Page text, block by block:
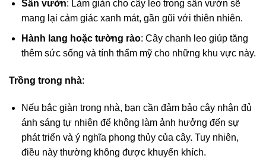
Sân vườn: Làm giàn cho cây leo trong sân vườn sẽ
mang lại cảm giác xanh mát, gần gũi với thiên nhiên.
Hành lang hoặc tường rào: Cây chanh leo giúp tăng
thêm sức sống và tính thẩm mỹ cho những khu vực này.
Trồng trong nhà:
Nếu bắc giàn trong nhà, bạn cần đảm bảo cây nhận đủ
ánh sáng tự nhiên để không làm ảnh hưởng đến sự
phát triển và ý nghĩa phong thủy của cây. Tuy nhiên,
điều này thường không được khuyến khích.